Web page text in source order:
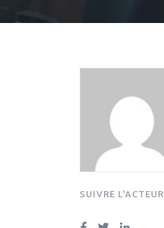
SUIVRE L'ACTEUR